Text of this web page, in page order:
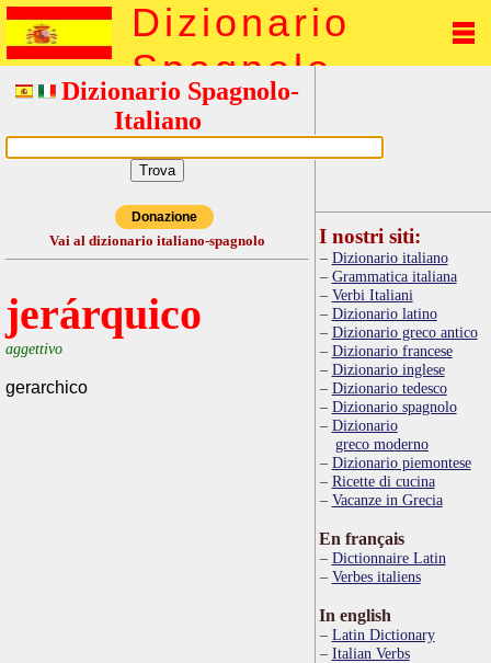
Dizionario
Spagnolo
Dizionario Spagnolo-
Italiano
Donazione
Vai al dizionario italiano-spagnolo
jerárquico
aggettivo
gerarchico
I nostri siti:
Dizionario italiano
Grammatica italiana
Verbi Italiani
Dizionario latino
Dizionario greco antico
Dizionario francese
Dizionario inglese
Dizionario tedesco
Dizionario spagnolo
Dizionario
greco moderno
Dizionario piemontese
Ricette di cucina
Vacanze in Grecia
En français
Dictionnaire Latin
Verbes italiens
In english
Latin Dictionary
Italian Verbs